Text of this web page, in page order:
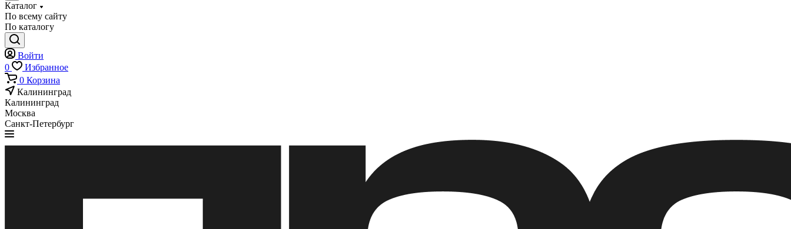
Каталог
По всему сайту
По каталогу
Войти
0
Избранное
0 Корзина
Калининград
Калининград
Москва
Санкт-Петербург